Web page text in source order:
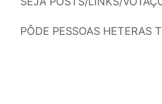
PÔDE PESSOAS HETERAS